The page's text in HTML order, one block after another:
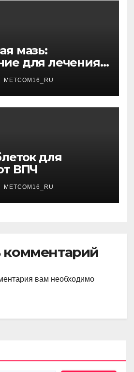
мазь:
для лечения
METCOM16_RU
для
ВПЧ
METCOM16_RU
комментарий
вам необходимо